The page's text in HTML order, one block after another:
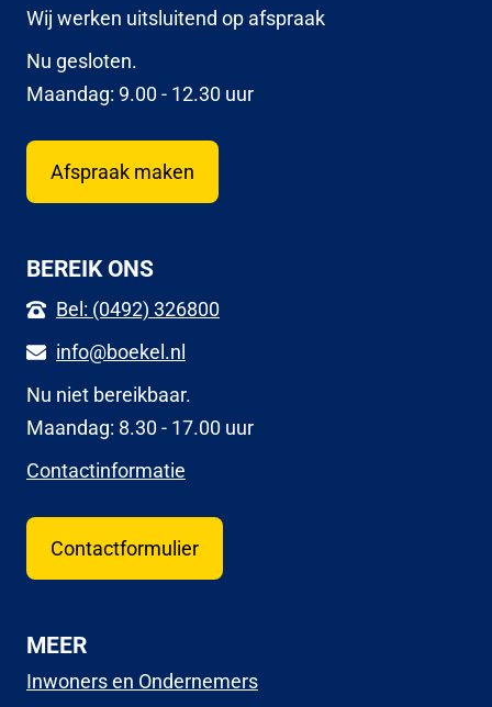
Wij werken uitsluitend op afspraak
Nu gesloten.
Maandag: 9.00 - 12.30 uur
Afspraak maken
BEREIK ONS
Bel: (0492) 326800
info@boekel.nl
Nu niet bereikbaar.
Maandag: 8.30 - 17.00 uur
Contactinformatie
Contactformulier
MEER
Inwoners en Ondernemers